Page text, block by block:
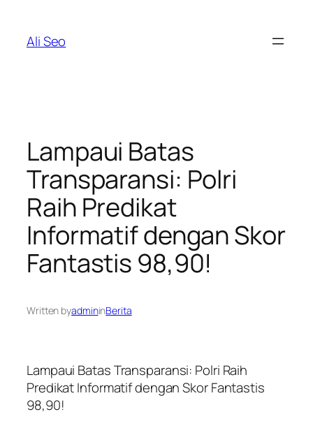
content
Ali Seo
Lampaui Batas
Transparansi: Polri
Raih Predikat
Informatif dengan Skor
Fantastis 98,90!
Written byadmininBerita
Lampaui Batas Transparansi: Polri Raih
Predikat Informatif dengan Skor Fantastis
98,90!